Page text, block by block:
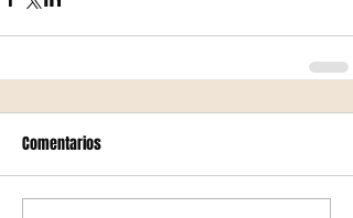
Comentarios